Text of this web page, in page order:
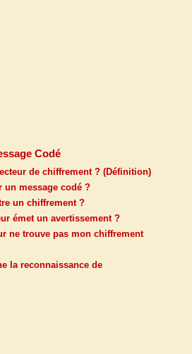
Codé
de chiffrement ? (Définition)
un message codé ?
un chiffrement ?
émet un avertissement ?
ne trouve pas mon chiffrement
la reconnaissance de